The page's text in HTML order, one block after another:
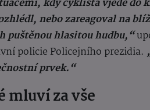
nebo zareagoval na
puštěnou hlasitou hudbu,“
policie Policejního prezidia.
prvek.“
mluví za vše